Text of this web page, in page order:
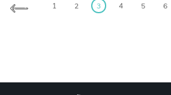
pagination
1 2 3 4 5 6